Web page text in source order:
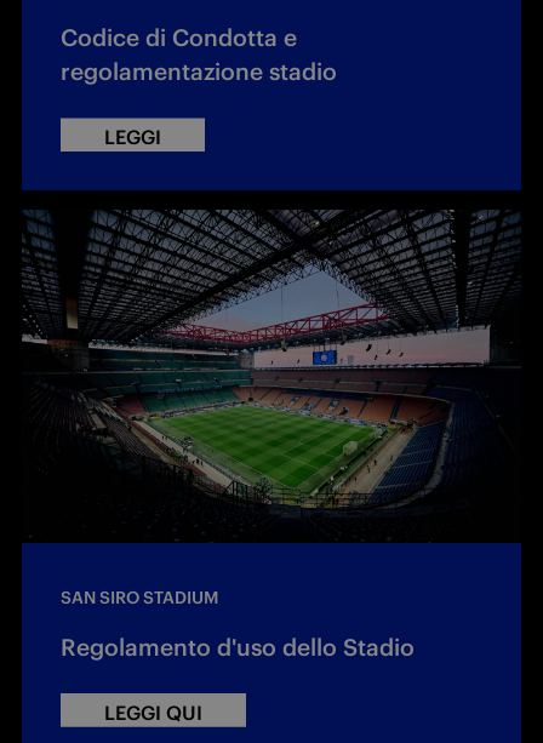
Codice di Condotta e
regolamentazione stadio
LEGGI
SAN SIRO STADIUM
Regolamento d'uso dello Stadio
LEGGI QUI